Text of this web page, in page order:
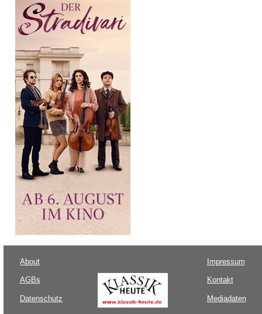
About
AGBs
Datenschutz
Impressum
Kontakt
Mediadaten